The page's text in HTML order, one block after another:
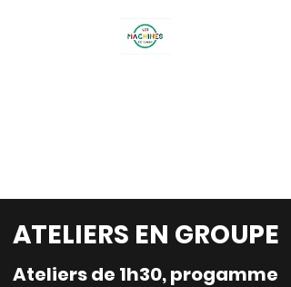
ATELIERS EN GROUPE
Ateliers de 1h30, progamme